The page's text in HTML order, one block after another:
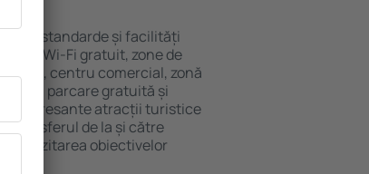
standarde și facilități
sunt Wi-Fi gratuit, zone de
centru comercial, zonă
copii, parcare gratuită și
interesante atracții turistice
transferul de la și către
vizitarea obiectivelor